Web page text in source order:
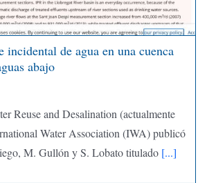
de agua en una cuenca
abajo
Reuse and Desalination (actualmente
Water Association (IWA) publicó
M. Gullón y S. Lobato titulado[...]